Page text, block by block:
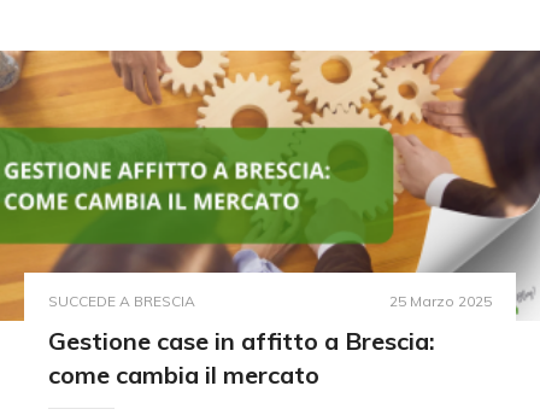
SUCCEDE A BRESCIA 25 Marzo 2025
Gestione case in affitto a Brescia:
come cambia il mercato